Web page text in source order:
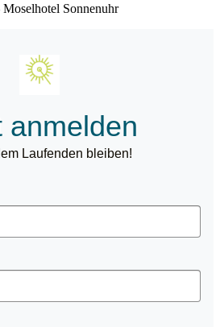
Sonnenuhr
anmelden
Laufenden bleiben!